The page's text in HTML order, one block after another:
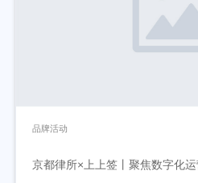
品牌活动
京都律所×上上签丨聚焦数字化